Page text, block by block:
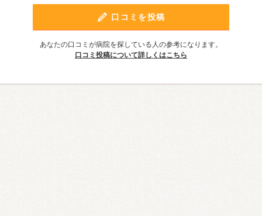
口コミを投稿
あなたの口コミが病院を探している人の参考になります。
口コミ投稿について詳しくはこちら